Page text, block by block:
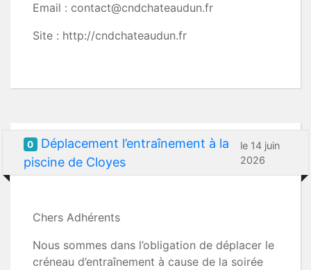
Email : contact@cndchateaudun.fr
Site : http://cndchateaudun.fr
0
Déplacement l’entraînement à la
piscine de Cloyes
le 14 juin
2026
Chers Adhérents
Nous sommes dans l’obligation de déplacer le
créneau d’entraînement à cause de la soirée